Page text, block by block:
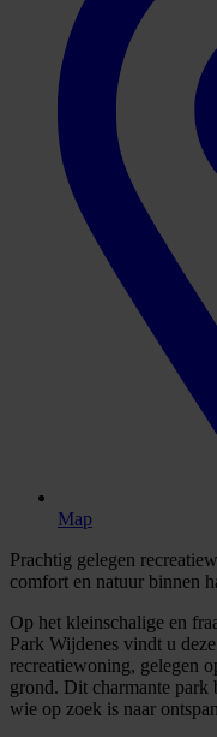
Map
Prachtig gelegen
comfort en natuur binnen
Op het kleinschalige en
Park Wijdenes vindt u
recreatiewoning, gelegen
grond. Dit charmante
wie op zoek is naar